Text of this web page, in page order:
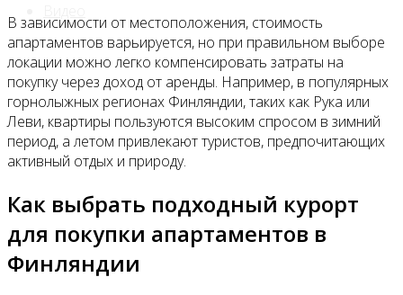
В зависимости от местоположения, стоимость
апартаментов варьируется, но при правильном выборе
локации можно легко компенсировать затраты на
покупку через доход от аренды. Например, в популярных
горнолыжных регионах Финляндии, таких как Рука или
Леви, квартиры пользуются высоким спросом в зимний
период, а летом привлекают туристов, предпочитающих
активный отдых и природу.
Как выбрать подходный курорт
для покупки апартаментов в
Финляндии